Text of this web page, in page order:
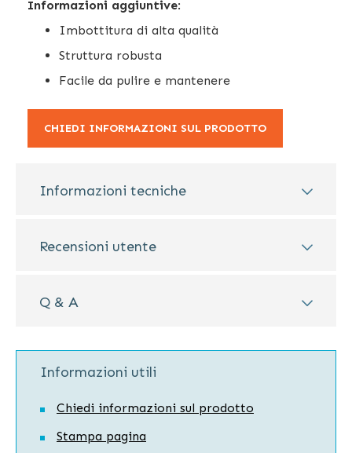
Informazioni aggiuntive:
Imbottitura di alta qualità
Struttura robusta
Facile da pulire e mantenere
CHIEDI INFORMAZIONI SUL PRODOTTO
Informazioni tecniche
Recensioni utente
Q & A
Informazioni utili
Chiedi informazioni sul prodotto
Stampa pagina